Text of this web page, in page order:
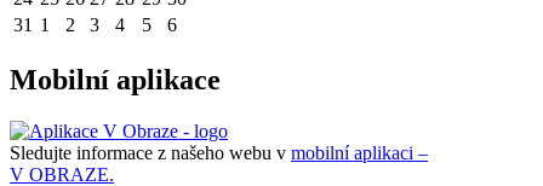
31 1 2 3 4 5 6
Mobilní aplikace
Sledujte informace z našeho webu v mobilní aplikaci –
V OBRAZE.